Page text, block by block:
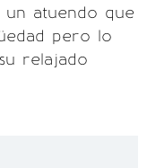
un atuendo que
pero lo
relajado